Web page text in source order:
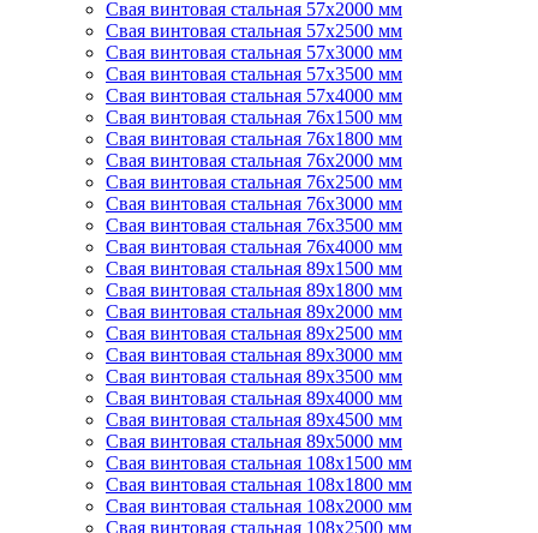
Свая винтовая стальная 57х2000 мм
Свая винтовая стальная 57х2500 мм
Свая винтовая стальная 57х3000 мм
Свая винтовая стальная 57х3500 мм
Свая винтовая стальная 57х4000 мм
Свая винтовая стальная 76х1500 мм
Свая винтовая стальная 76х1800 мм
Свая винтовая стальная 76х2000 мм
Свая винтовая стальная 76х2500 мм
Свая винтовая стальная 76х3000 мм
Свая винтовая стальная 76х3500 мм
Свая винтовая стальная 76х4000 мм
Свая винтовая стальная 89х1500 мм
Свая винтовая стальная 89х1800 мм
Свая винтовая стальная 89х2000 мм
Свая винтовая стальная 89х2500 мм
Свая винтовая стальная 89х3000 мм
Свая винтовая стальная 89х3500 мм
Свая винтовая стальная 89х4000 мм
Свая винтовая стальная 89х4500 мм
Свая винтовая стальная 89х5000 мм
Свая винтовая стальная 108х1500 мм
Свая винтовая стальная 108х1800 мм
Свая винтовая стальная 108х2000 мм
Свая винтовая стальная 108х2500 мм